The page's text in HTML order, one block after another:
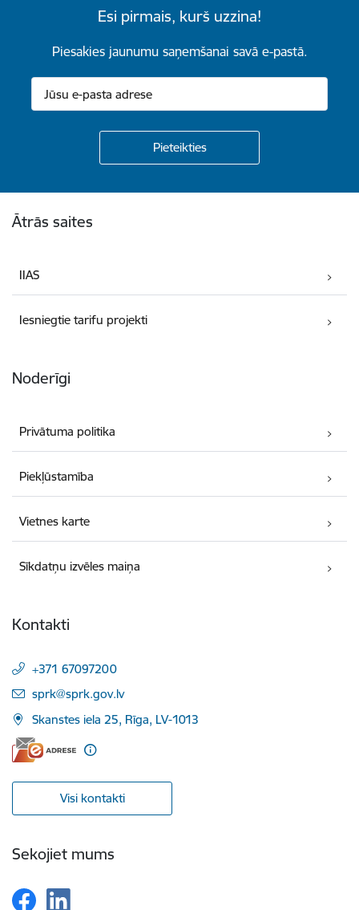
Esi pirmais, kurš uzzina!
Piesakies jaunumu saņemšanai savā e-pastā.
Ātrās saites
IIAS
Iesniegtie tarifu projekti
Noderīgi
Privātuma politika
Piekļūstamība
Vietnes karte
Sīkdatņu izvēles maiņa
Kontakti
+371 67097200
E-pasts:
sprk@sprk.gov.lv
Skanstes iela 25, Rīga, LV-1013
Visi kontakti
Sekojiet mums